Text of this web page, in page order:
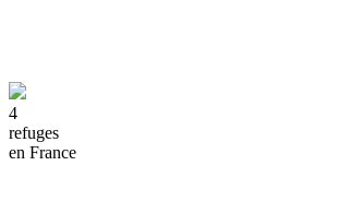
4
refuges
en France